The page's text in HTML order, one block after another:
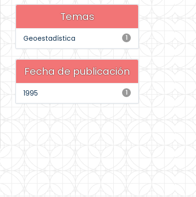
Temas
1
Geoestadística
Fecha de publicación
1
1995